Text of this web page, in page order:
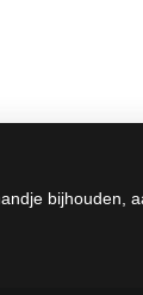
bijhouden,